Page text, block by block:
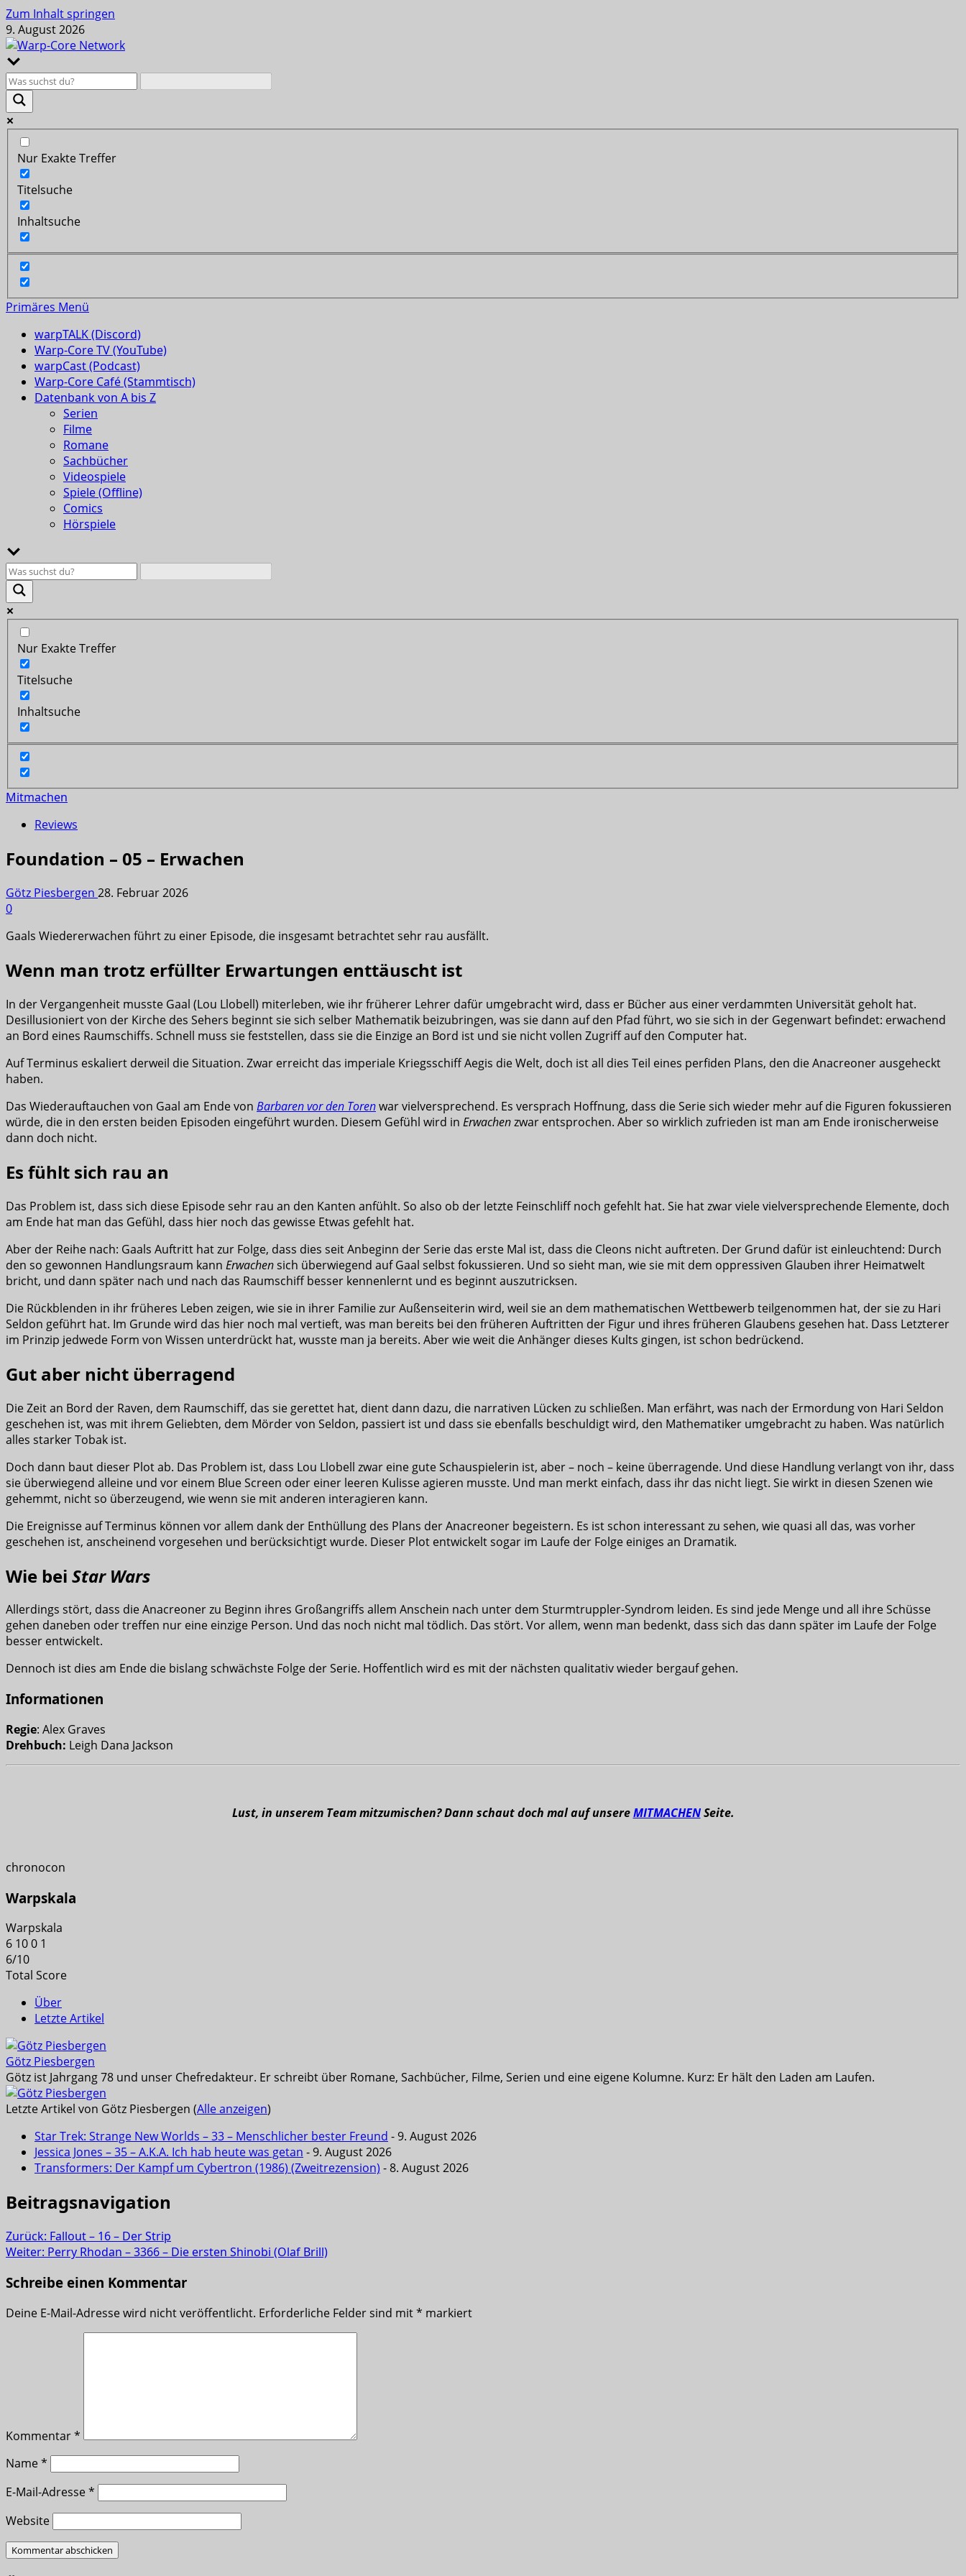
Zum Inhalt springen
9. August 2026
Nur Exakte Treffer
Titelsuche
Inhaltsuche
Primäres Menü
warpTALK (Discord)
Warp-Core TV (YouTube)
warpCast (Podcast)
Warp-Core Café (Stammtisch)
Datenbank von A bis Z
Serien
Filme
Romane
Sachbücher
Videospiele
Spiele (Offline)
Comics
Hörspiele
Nur Exakte Treffer
Titelsuche
Inhaltsuche
Mitmachen
Reviews
Foundation – 05 – Erwachen
Götz Piesbergen 28. Februar 2026
0
Gaals Wiedererwachen führt zu einer Episode, die insgesamt betrachtet sehr rau ausfällt.
Wenn man trotz erfüllter Erwartungen enttäuscht ist
In der Vergangenheit musste Gaal (Lou Llobell) miterleben, wie ihr früherer Lehrer dafür umgebracht wird, dass er Bücher aus einer verdammten Universität geholt hat.
Desillusioniert von der Kirche des Sehers beginnt sie sich selber Mathematik beizubringen, was sie dann auf den Pfad führt, wo sie sich in der Gegenwart befindet: erwachend
an Bord eines Raumschiffs. Schnell muss sie feststellen, dass sie die Einzige an Bord ist und sie nicht vollen Zugriff auf den Computer hat.
Auf Terminus eskaliert derweil die Situation. Zwar erreicht das imperiale Kriegsschiff Aegis die Welt, doch ist all dies Teil eines perfiden Plans, den die Anacreoner ausgeheckt
haben.
Das Wiederauftauchen von Gaal am Ende von Barbaren vor den Torenwar vielversprechend. Es versprach Hoffnung, dass die Serie sich wieder mehr auf die Figuren fokussieren
würde, die in den ersten beiden Episoden eingeführt wurden. Diesem Gefühl wird in Erwachenzwar entsprochen. Aber so wirklich zufrieden ist man am Ende ironischerweise
dann doch nicht.
Es fühlt sich rau an
Das Problem ist, dass sich diese Episode sehr rau an den Kanten anfühlt. So also ob der letzte Feinschliff noch gefehlt hat. Sie hat zwar viele vielversprechende Elemente, doch
am Ende hat man das Gefühl, dass hier noch das gewisse Etwas gefehlt hat.
Aber der Reihe nach: Gaals Auftritt hat zur Folge, dass dies seit Anbeginn der Serie das erste Mal ist, dass die Cleons nicht auftreten. Der Grund dafür ist einleuchtend: Durch
den so gewonnen Handlungsraum kann Erwachensich überwiegend auf Gaal selbst fokussieren. Und so sieht man, wie sie mit dem oppressiven Glauben ihrer Heimatwelt
bricht, und dann später nach und nach das Raumschiff besser kennenlernt und es beginnt auszutricksen.
Die Rückblenden in ihr früheres Leben zeigen, wie sie in ihrer Familie zur Außenseiterin wird, weil sie an dem mathematischen Wettbewerb teilgenommen hat, der sie zu Hari
Seldon geführt hat. Im Grunde wird das hier noch mal vertieft, was man bereits bei den früheren Auftritten der Figur und ihres früheren Glaubens gesehen hat. Dass Letzterer
im Prinzip jedwede Form von Wissen unterdrückt hat, wusste man ja bereits. Aber wie weit die Anhänger dieses Kults gingen, ist schon bedrückend.
Gut aber nicht überragend
Die Zeit an Bord der Raven, dem Raumschiff, das sie gerettet hat, dient dann dazu, die narrativen Lücken zu schließen. Man erfährt, was nach der Ermordung von Hari Seldon
geschehen ist, was mit ihrem Geliebten, dem Mörder von Seldon, passiert ist und dass sie ebenfalls beschuldigt wird, den Mathematiker umgebracht zu haben. Was natürlich
alles starker Tobak ist.
Doch dann baut dieser Plot ab. Das Problem ist, dass Lou Llobell zwar eine gute Schauspielerin ist, aber – noch – keine überragende. Und diese Handlung verlangt von ihr, dass
sie überwiegend alleine und vor einem Blue Screen oder einer leeren Kulisse agieren musste. Und man merkt einfach, dass ihr das nicht liegt. Sie wirkt in diesen Szenen wie
gehemmt, nicht so überzeugend, wie wenn sie mit anderen interagieren kann.
Die Ereignisse auf Terminus können vor allem dank der Enthüllung des Plans der Anacreoner begeistern. Es ist schon interessant zu sehen, wie quasi all das, was vorher
geschehen ist, anscheinend vorgesehen und berücksichtigt wurde. Dieser Plot entwickelt sogar im Laufe der Folge einiges an Dramatik.
Wie bei Star Wars
Allerdings stört, dass die Anacreoner zu Beginn ihres Großangriffs allem Anschein nach unter dem Sturmtruppler-Syndrom leiden. Es sind jede Menge und all ihre Schüsse
gehen daneben oder treffen nur eine einzige Person. Und das noch nicht mal tödlich. Das stört. Vor allem, wenn man bedenkt, dass sich das dann später im Laufe der Folge
besser entwickelt.
Dennoch ist dies am Ende die bislang schwächste Folge der Serie. Hoffentlich wird es mit der nächsten qualitativ wieder bergauf gehen.
Informationen
Regie: Alex Graves
Drehbuch: Leigh Dana Jackson
Lust, in unserem Team mitzumischen? Dann schaut doch mal auf unsereMITMACHENSeite.
chronocon
Warpskala
Warpskala
6 100 1
6/10
Total Score
Über
Letzte Artikel
Götz Piesbergen
Götz ist Jahrgang 78 und unser Chefredakteur. Er schreibt über Romane, Sachbücher, Filme, Serien und eine eigene Kolumne. Kurz: Er hält den Laden am Laufen.
Letzte Artikel von Götz Piesbergen (Alle anzeigen)
Star Trek: Strange New Worlds – 33 – Menschlicher bester Freund - 9. August 2026
Jessica Jones – 35 – A.K.A. Ich hab heute was getan - 9. August 2026
Transformers: Der Kampf um Cybertron (1986) (Zweitrezension) - 8. August 2026
Beitragsnavigation
Zurück: Fallout – 16 – Der Strip
Weiter: Perry Rhodan – 3366 – Die ersten Shinobi (Olaf Brill)
Schreibe einen Kommentar
Deine E-Mail-Adresse wird nicht veröffentlicht. Erforderliche Felder sind mit* markiert
Kommentar*
Name*
E-Mail-Adresse*
Website